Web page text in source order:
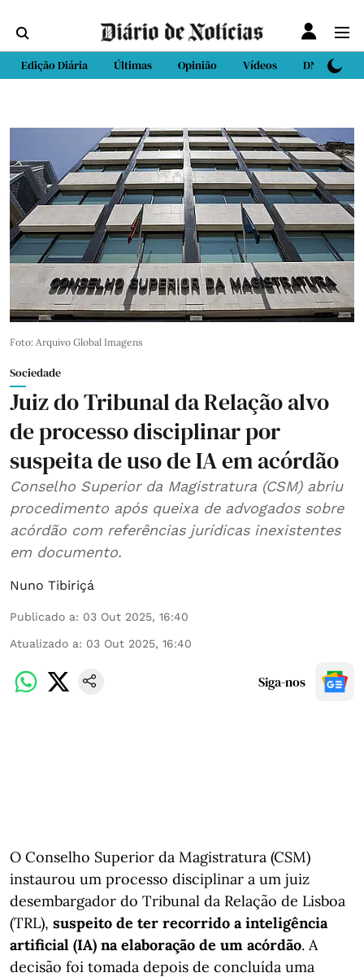
Edição Diária Últimas Opinião Vídeos DN Sport
Foto: Arquivo Global Imagens
Sociedade
Juiz do Tribunal da Relação alvo
de processo disciplinar por
suspeita de uso de IA em acórdão
Conselho Superior da Magistratura (CSM) abriu
procedimento após queixa de advogados sobre
acórdão com referências jurídicas inexistentes
em documento.
Nuno Tibiriçá
Publicado a: 03 Out 2025, 16:40
Atualizado a: 03 Out 2025, 16:40
Siga-nos
O Conselho Superior da Magistratura (CSM)
instaurou um processo disciplinar a um juiz
desembargador do Tribunal da Relação de Lisboa
(TRL), suspeito de ter recorrido a inteligência
artificial (IA) na elaboração de um acórdão. A
decisão foi tomada depois de concluída uma